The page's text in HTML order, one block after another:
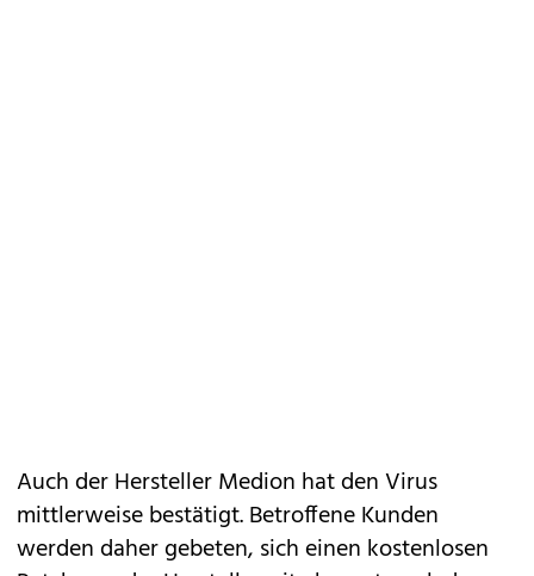
Auch der Hersteller Medion hat den Virus
mittlerweise bestätigt. Betroffene Kunden
werden daher gebeten, sich einen kostenlosen